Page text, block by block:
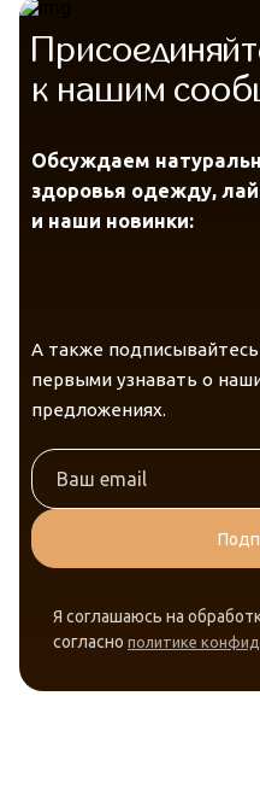
к нашим
Обсуждаем
здоровья одежду,
и наши новинки:
А также
первыми узнавать о
предложениях.
Я соглашаюсь на
согласно политике